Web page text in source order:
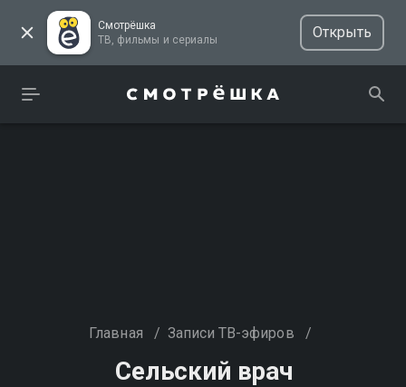
Смотрёшка
ТВ, фильмы и сериалы
Открыть
Главная / Записи ТВ-эфиров /
Сельский врач